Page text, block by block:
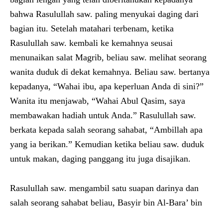
bahwa Rasulullah saw. paling menyukai daging dari
bagian itu. Setelah matahari terbenam, ketika
Rasulullah saw. kembali ke kemahnya seusai
menunaikan salat Magrib, beliau saw. melihat seorang
wanita duduk di dekat kemahnya. Beliau saw. bertanya
kepadanya, “Wahai ibu, apa keperluan Anda di sini?”
Wanita itu menjawab, “Wahai Abul Qasim, saya
membawakan hadiah untuk Anda.” Rasulullah saw.
berkata kepada salah seorang sahabat, “Ambillah apa
yang ia berikan.” Kemudian ketika beliau saw. duduk
untuk makan, daging panggang itu juga disajikan.
Rasulullah saw. mengambil satu suapan darinya dan
salah seorang sahabat beliau, Basyir bin Al-Bara’ bin